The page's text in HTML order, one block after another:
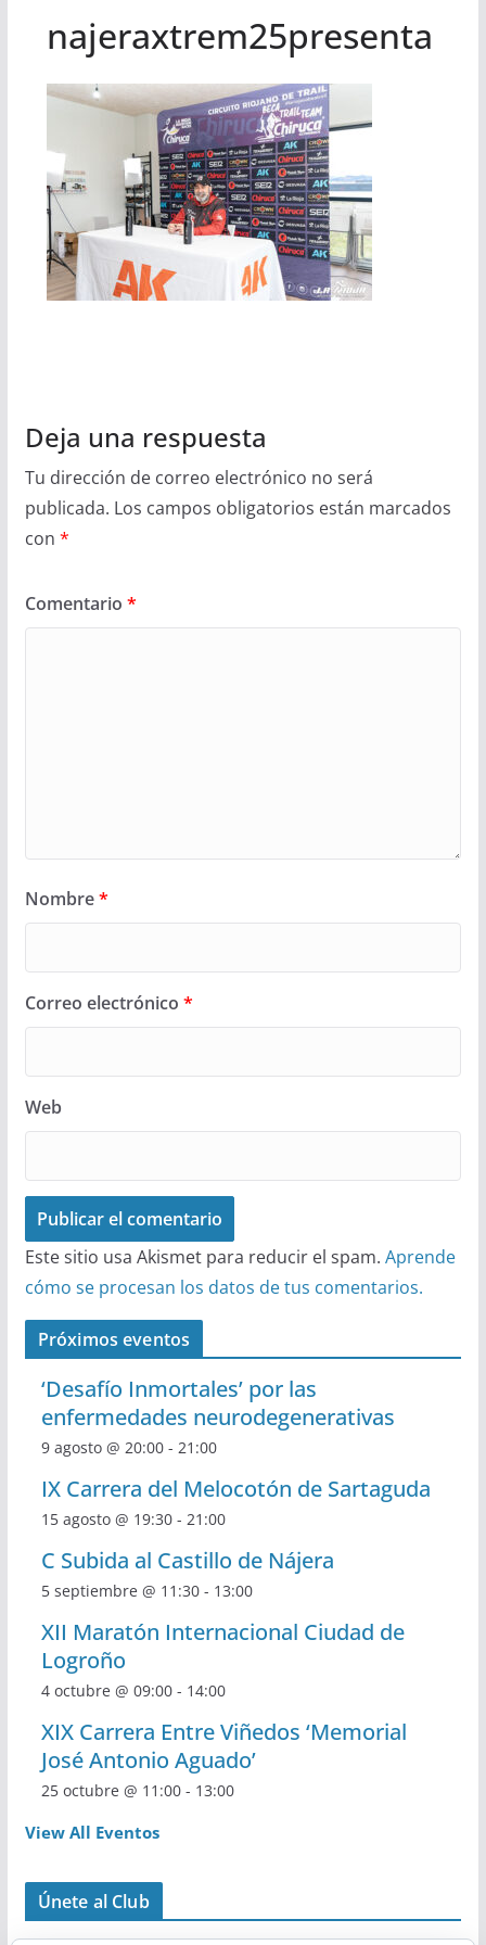
najeraxtrem25presenta
Deja una respuesta
Tu dirección de correo electrónico no será
publicada. Los campos obligatorios están marcados
con *
Comentario *
Nombre*
Correo electrónico *
Web
Este sitio usa Akismet para reducir el spam. Aprende
cómo se procesan los datos de tus comentarios.
Próximos eventos
‘Desafío Inmortales’ por las
enfermedades neurodegenerativas
9 agosto @ 20:00- 21:00
IX Carrera del Melocotón de Sartaguda
15 agosto @ 19:30- 21:00
C Subida al Castillo de Nájera
5 septiembre @ 11:30- 13:00
XII Maratón Internacional Ciudad de
Logroño
4 octubre @ 09:00- 14:00
XIX Carrera Entre Viñedos ‘Memorial
José Antonio Aguado’
25 octubre @ 11:00- 13:00
View All Eventos
Únete al Club